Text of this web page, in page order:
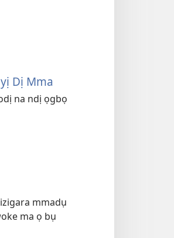
Dị Mma
na ndị ọgbọ
mmadụ
ma ọ bụ